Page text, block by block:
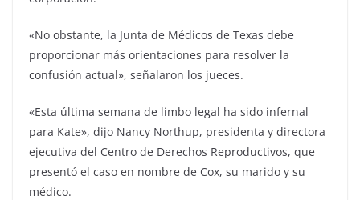
«No obstante, la Junta de Médicos de Texas debe
proporcionar más orientaciones para resolver la
confusión actual», señalaron los jueces.
«Esta última semana de limbo legal ha sido infernal
para Kate», dijo Nancy Northup, presidenta y directora
ejecutiva del Centro de Derechos Reproductivos, que
presentó el caso en nombre de Cox, su marido y su
médico.